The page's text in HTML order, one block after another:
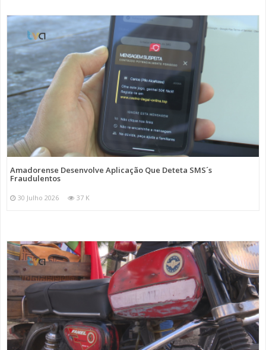
Amadorense Desenvolve Aplicação Que Deteta SMS´s
Fraudulentos
30 Julho 2026 37 K